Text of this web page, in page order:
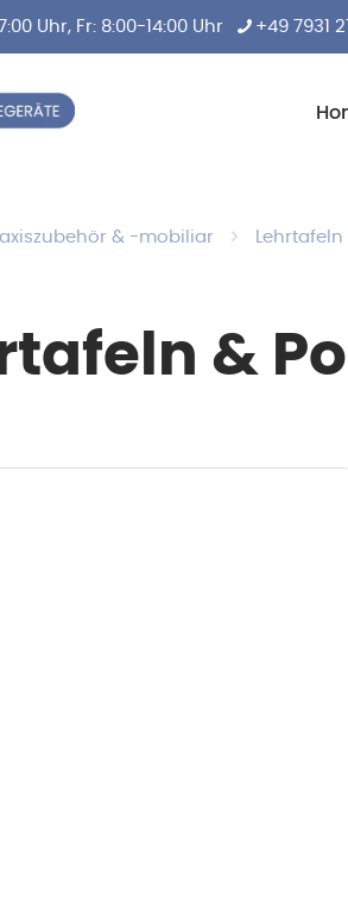
Uhr, Fr: 8:00-14:00 Uhr +49 7931
& -mobiliar Lehrtafeln
&